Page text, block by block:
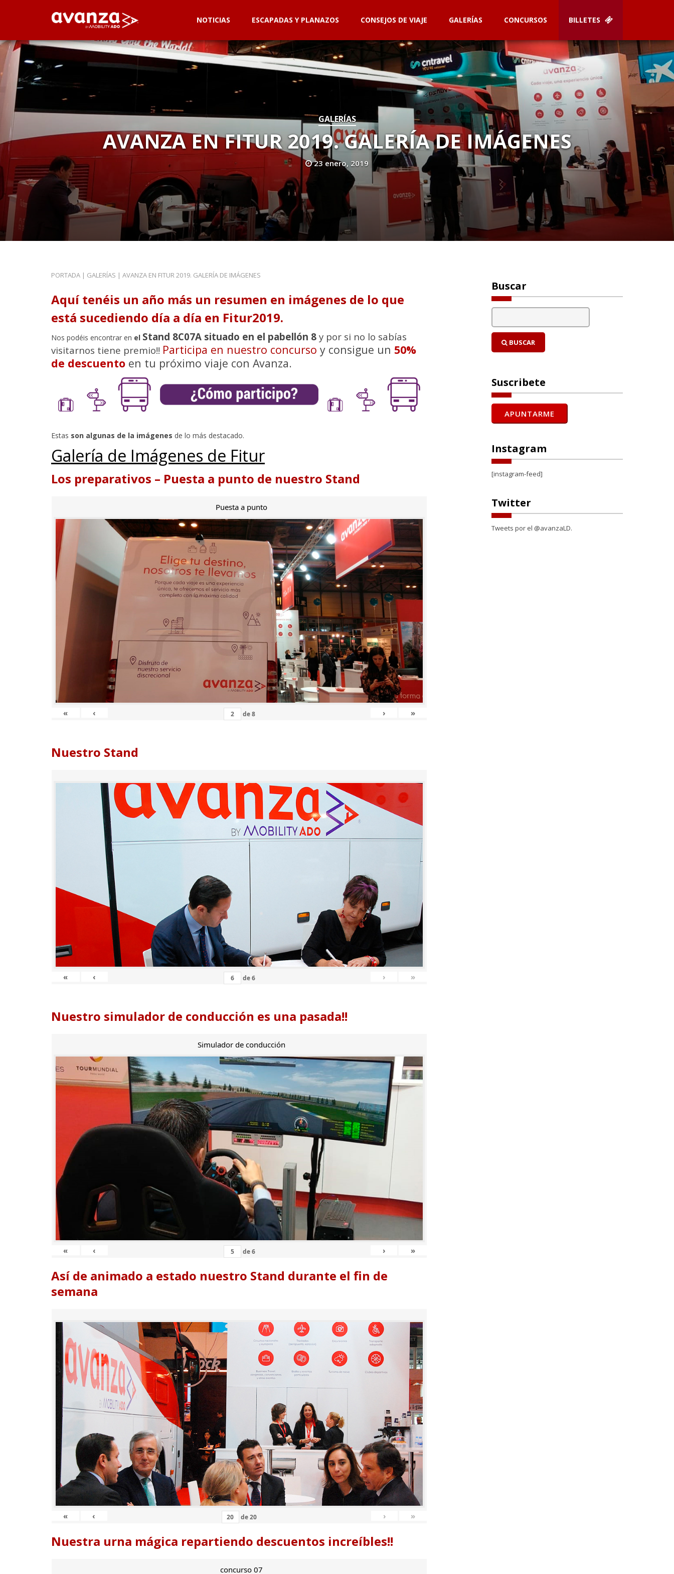
NOTICIAS ESCAPADAS Y PLANAZOS CONSEJOS DE VIAJE GALERÍAS CONCURSOS BILLETES
GALERÍAS
AVANZA EN FITUR 2019. GALERÍA DE IMÁGENES
23 enero, 2019
PORTADA | GALERÍAS | AVANZA EN FITUR 2019. GALERÍA DE IMÁGENES
Aquí tenéis un año más un resumen en imágenes de lo que
está sucediendo día a día en Fitur2019.
Nos podéis encontrar en el Stand 8C07A situado en el pabellón 8 y por si no lo sabías
visitarnos tiene premio!! Participa en nuestro concurso y consigue un 50%
de descuento en tu próximo viaje con Avanza.
Estas son algunas de la imágenes de lo más destacado.
Galería de Imágenes de Fitur
Los preparativos – Puesta a punto de nuestro Stand
Puesta a punto
« ‹ de8 › »
Nuestro Stand
« ‹ de6 › »
Nuestro simulador de conducción es una pasada!!
Simulador de conducción
« ‹ de6 › »
Así de animado a estado nuestro Stand durante el fin de
semana
« ‹ de20 › »
Nuestra urna mágica repartiendo descuentos increíbles!!
concurso 07
Buscar
BUSCAR
Suscribete
Instagram
[instagram-feed]
Twitter
Tweets por el @avanzaLD.